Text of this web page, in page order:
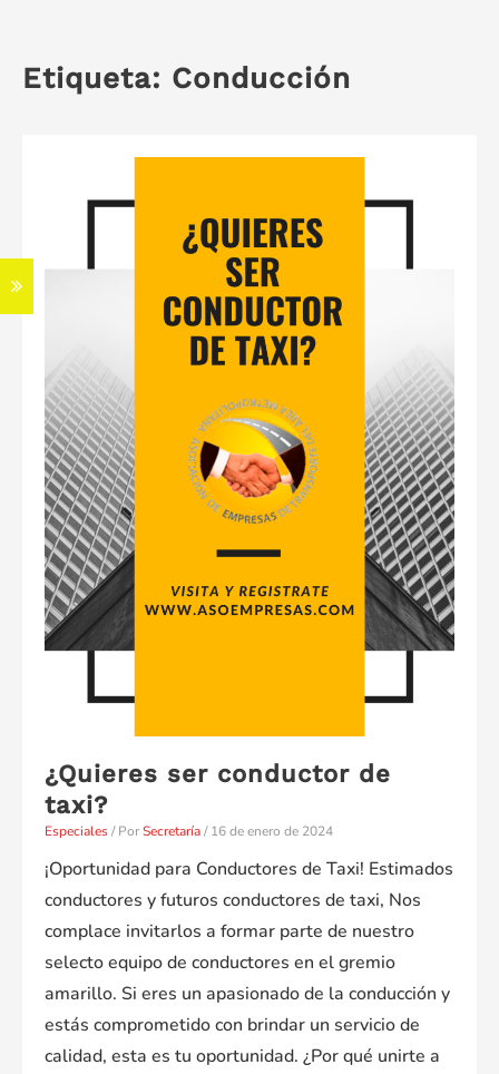
Etiqueta: Conducción
¿Quieres ser conductor de
taxi?
Especiales/ PorSecretaría/16 de enero de 2024
¡Oportunidad para Conductores de Taxi! Estimados
conductores y futuros conductores de taxi, Nos
complace invitarlos a formar parte de nuestro
selecto equipo de conductores en el gremio
amarillo. Si eres un apasionado de la conducción y
estás comprometido con brindar un servicio de
calidad, esta es tu oportunidad. ¿Por qué unirte a